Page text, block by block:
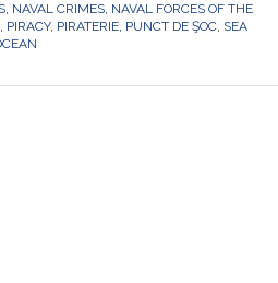
, NAVAL CRIMES, NAVAL FORCES OF THE
, PIRACY, PIRATERIE, PUNCT DE ŞOC, SEA